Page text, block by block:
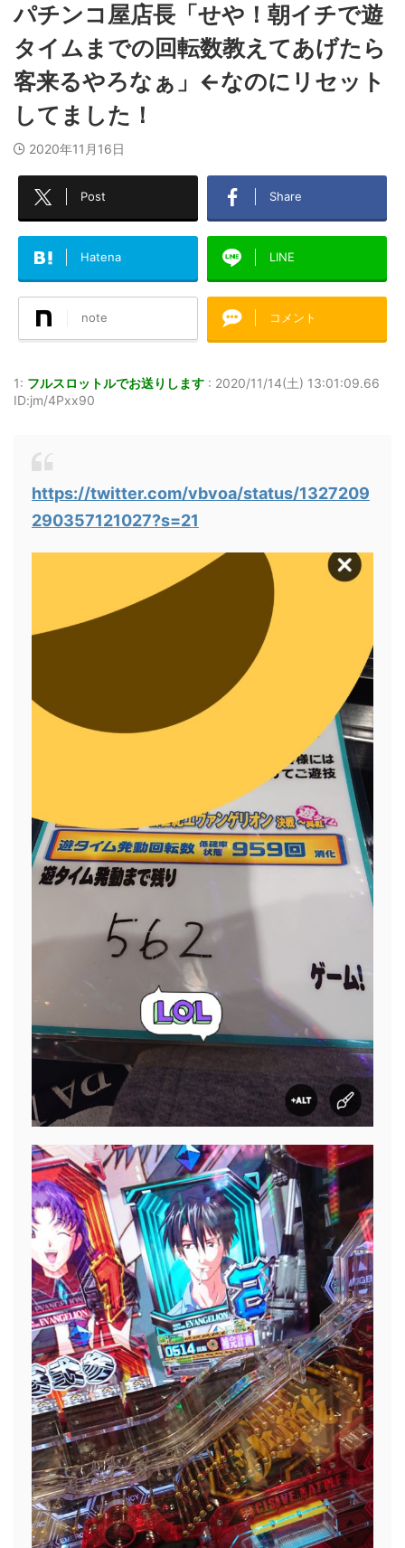
パチンコ屋店長「せや！朝イチで遊
タイムまでの回転数教えてあげたら
客来るやろなぁ」←なのにリセット
してました！
2020年11月16日
Post Share
Hatena LINE
note コメント
1: フルスロットルでお送りします : 2020/11/14(土) 13:01:09.66
ID:jm/4Pxx90
https://twitter.com/vbvoa/status/1327209
290357121027?s=21